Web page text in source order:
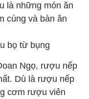
là những món ăn
cúng và bàn ăn
bọ từ bụng
Ngọ, rượu nếp
Dù là rượu nếp
cơm rượu viên